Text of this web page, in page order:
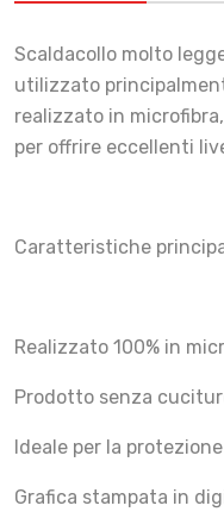
Scaldacollo molto
utilizzato
realizzato in
per offrire eccellenti
Caratteristiche
Realizzato 100% in
Prodotto senza
Ideale per la
Grafica stampata in